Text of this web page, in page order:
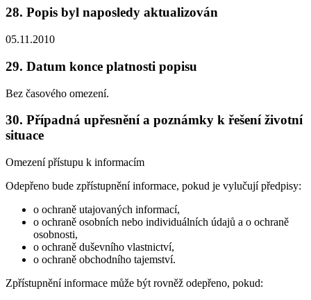
28. Popis byl naposledy aktualizován
05.11.2010
29. Datum konce platnosti popisu
Bez časového omezení.
30. Případná upřesnění a poznámky k řešení životní
situace
Omezení přístupu k informacím
Odepřeno bude zpřístupnění informace, pokud je vylučují předpisy:
o ochraně utajovaných informací,
o ochraně osobních nebo individuálních údajů a o ochraně
osobnosti,
o ochraně duševního vlastnictví,
o ochraně obchodního tajemství.
Zpřístupnění informace může být rovněž odepřeno, pokud: